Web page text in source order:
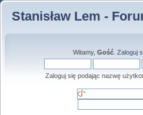
Stanisław Lem -
Witamy, Gość. Zaloguj
Zaloguj się podając nazwę